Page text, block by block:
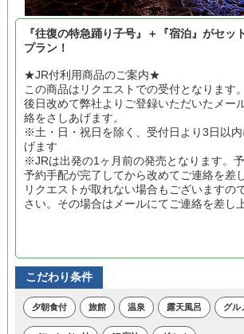
『往復の特急踊り子号』＋『宿泊』がセッ
プラン！
★JR付利用商品のご案内★
この商品はリクエストでの受付となります。
後日改めて弊社よりご登録いただいたメー
絡をさしあげます。
※土・日・祝日を除く、受付日より3日以
げます
※JRは出発の1ヶ月前の発売となります。
予約手配が完了してから改めてご連絡を差
リクエストが取れない場合もございますの
さい。その場合はメールにてご連絡を差し
こだわり条件
夕朝食付 旅館 温泉 露天風呂 グル